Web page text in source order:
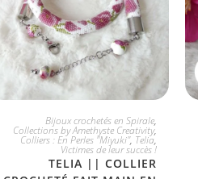
PLUS DISPONIBLE
Bijoux crochetés en Spirale,
Collections by Amethyste Creativity,
Colliers : En Perles "Miyuki", Telia,
Victimes de leur succès !
TELIA || COLLIER